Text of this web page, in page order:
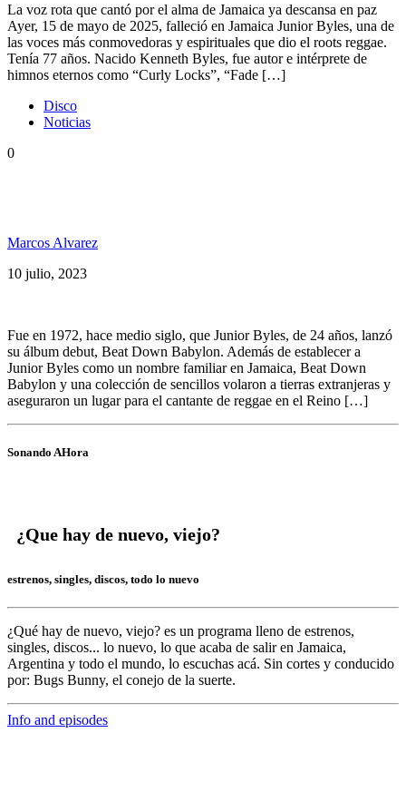
La voz rota que cantó por el alma de Jamaica ya descansa en paz
Ayer, 15 de mayo de 2025, falleció en Jamaica Junior Byles, una de
las voces más conmovedoras y espirituales que dio el roots reggae.
Tenía 77 años. Nacido Kenneth Byles, fue autor e intérprete de
himnos eternos como “Curly Locks”, “Fade […]
Disco
Noticias
0
Marcos Alvarez
10 julio, 2023
Fue en 1972, hace medio siglo, que Junior Byles, de 24 años, lanzó
su álbum debut, Beat Down Babylon. Además de establecer a
Junior Byles como un nombre familiar en Jamaica, Beat Down
Babylon y una colección de sencillos volaron a tierras extranjeras y
aseguraron un lugar para el cantante de reggae en el Reino […]
Sonando AHora
¿Que hay de nuevo, viejo?
estrenos, singles, discos, todo lo nuevo
¿Qué hay de nuevo, viejo? es un programa lleno de estrenos,
singles, discos... lo nuevo, lo que acaba de salir en Jamaica,
Argentina y todo el mundo, lo escuchas acá. Sin cortes y conducido
por: Bugs Bunny, el conejo de la suerte.
Info and episodes